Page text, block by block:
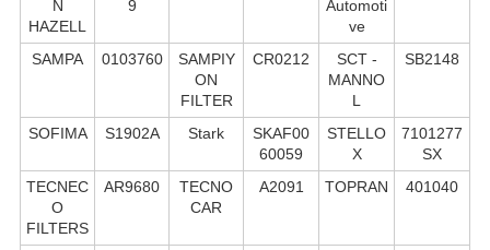
N
HAZELL
9
Automoti
ve
SAMPA
0103760
SAMPIY
ON
FILTER
CR0212
SCT -
MANNO
L
SB2148
SOFIMA S1902A Stark
SKAF00
60059
STELLO
X
7101277
SX
TECNEC
O
FILTERS
AR9680
TECNO
CAR
A2091 TOPRAN 401040